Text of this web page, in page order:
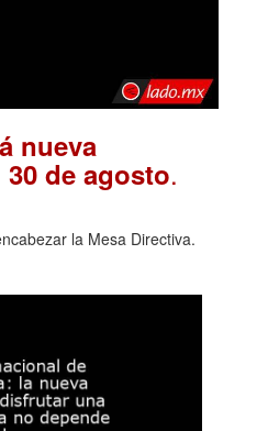
nueva
de agosto.
la Mesa Directiva.